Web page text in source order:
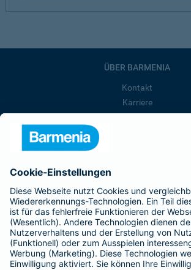
ÜBER BARMENIA
Kontakt
Karriere
Barmenia ist Teil der
BELIEBTE SEITEN
Kranken-
Tierversicherungen
Haftpflichtversicherung
Hausratversicherung